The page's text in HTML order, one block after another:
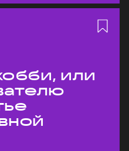
или